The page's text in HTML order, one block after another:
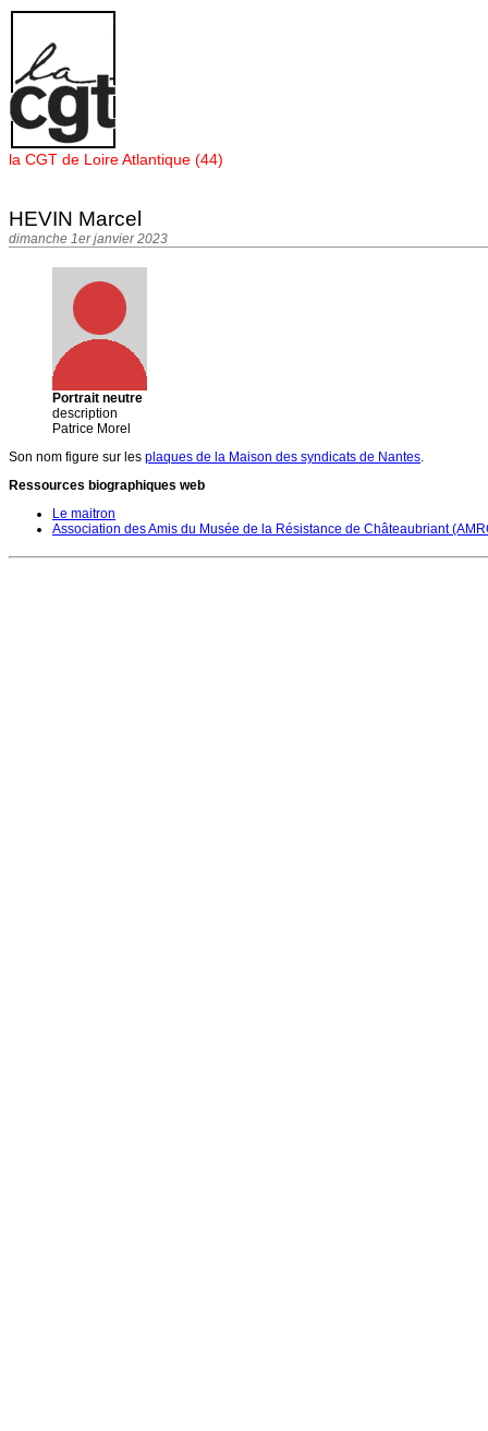
Panneau de gestion des cookies
la CGT de Loire Atlantique (44)
HEVIN Marcel
dimanche 1er janvier 2023
Portrait neutre
description
Patrice Morel
Son nom figure sur les plaques de la Maison des syndicats de Nantes.
Ressources biographiques web
Le maitron
Association des Amis du Musée de la Résistance de Châteaubriant